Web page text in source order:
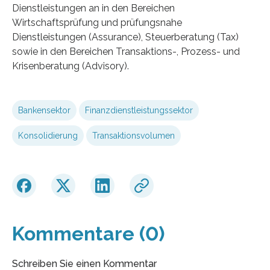
Dienstleistungen an in den Bereichen
Wirtschaftsprüfung und prüfungsnahe
Dienstleistungen (Assurance), Steuerberatung (Tax)
sowie in den Bereichen Transaktions-, Prozess- und
Krisenberatung (Advisory).
Bankensektor Finanzdienstleistungssektor
Konsolidierung Transaktionsvolumen
Kommentare (0)
Schreiben Sie einen Kommentar